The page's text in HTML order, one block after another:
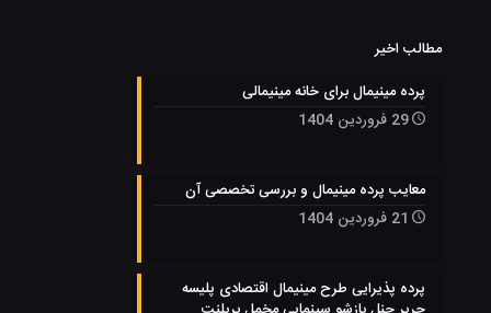
مطالب اخیر
پرده مینیمال برای خانه مینیمالی
29 فروردین 1404
معایب پرده مینیمال و بررسی تخصصی آن
21 فروردین 1404
پرده پذیرایی طرح مینیمال اقتصادی پلیسه